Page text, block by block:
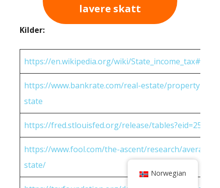
lavere skatt
Kilder:
https://en.wikipedia.org/wiki/
https://www.bankrate.com/real-estate/property-
state
https://fred.stlouisfed.org/release/
https://www.fool.com/the-ascent/research/average-
state/
Norwegian